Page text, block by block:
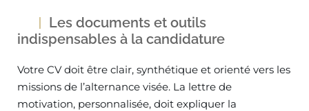
Les documents et outils
indispensables à la candidature
Votre CV doit être clair, synthétique et orienté vers les
missions de l’alternance visée. La lettre de
motivation, personnalisée, doit expliquer la